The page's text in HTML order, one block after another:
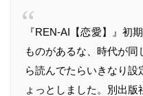
『REN-AI【恋愛】』初
ものがあるな、時代が
ら読んでたらいきなり
ょっとしました。別出